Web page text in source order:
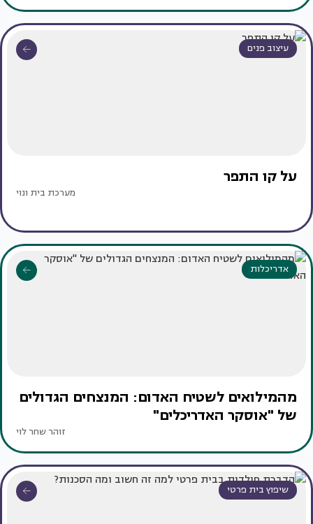
עיצוב פנים
על קו התפר
מערכת בית ונוי
אדריכלות
מהמילואים לשטיח האדום: המנצחים הגדולים
של "אוסקר האדריכלים"
זוהר שחר לוי
שיפוץ בית פרטי